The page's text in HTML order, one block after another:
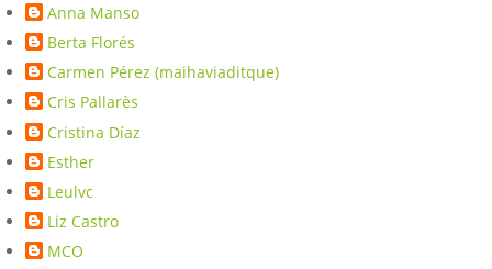
Anna Manso
Berta Florés
Carmen Pérez (maihaviaditque)
Cris Pallarès
Cristina Díaz
Esther
Leulvc
Liz Castro
MCO